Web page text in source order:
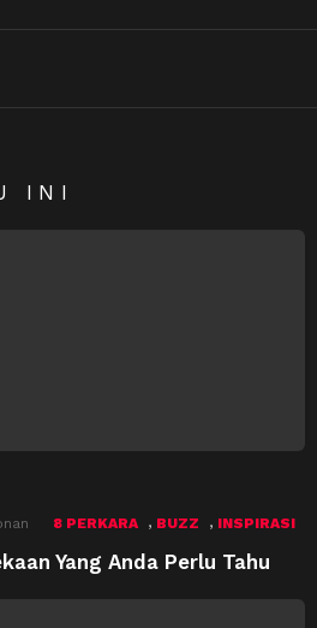
INI
8 PERKARA , BUZZ , INSPIRASI
Yang Anda Perlu Tahu